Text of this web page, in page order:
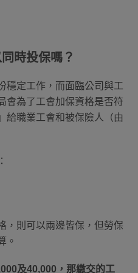
時投保嗎？
穩定工作，而面臨公司與工
會為了工會加保資格是否符
給職業工會和被保險人（由
，則可以兩邊皆保，但勞保
。
及40,000，那繳交的工